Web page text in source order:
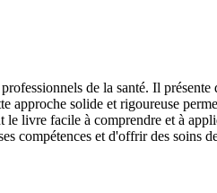
de la santé. Il présente
approche solide et rigoureuse
livre facile à comprendre et à
compétences et d'offrir des soins